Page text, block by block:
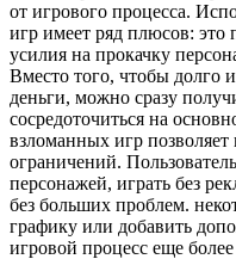
от игрового процесса.
игр имеет ряд плюсов: это
усилия на прокачку
Вместо того, чтобы долго
деньги, можно сразу
сосредоточиться на
взломанных игр позволяет
ограничений.
персонажей, играть без
без больших проблем.
графику или добавить
игровой процесс еще